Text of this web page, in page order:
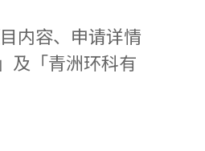
内容、申请详情
及「青洲环科有